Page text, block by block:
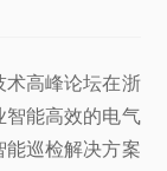
术高峰论坛在浙
智能高效的电气
能巡检解决方案